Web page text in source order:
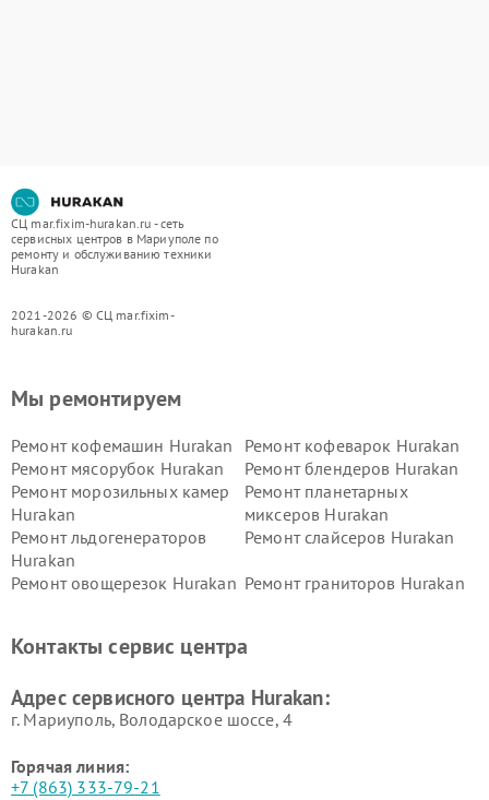
СЦ mar.fixim-hurakan.ru - сеть
сервисных центров в Мариуполе по
ремонту и обслуживанию техники
Hurakan
2021-2026 © СЦ mar.fixim-
hurakan.ru
Мы ремонтируем
Ремонт кофемашин Hurakan
Ремонт кофеварок Hurakan
Ремонт мясорубок Hurakan
Ремонт блендеров Hurakan
Ремонт морозильных камер
Hurakan
Ремонт планетарных
миксеров Hurakan
Ремонт льдогенераторов
Hurakan
Ремонт слайсеров Hurakan
Ремонт овощерезок Hurakan Ремонт граниторов Hurakan
Hurakan
Контакты сервис центра
Адрес сервисного центра Hurakan:
г. Мариуполь, Володарское шоссе, 4
Горячая линия:
+7 (863) 333-79-21